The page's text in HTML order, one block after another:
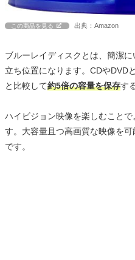
この商品を見る 出典：Amazon
ブルーレイディスクとは、簡潔
立ち位置になります。CDやDVD
と比較して約5倍の容量を保存す
ハイビジョン映像を楽しむこと
す。大容量且つ高画質な映像を
です。